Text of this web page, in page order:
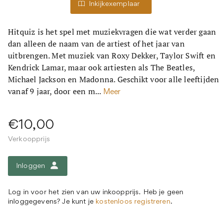
Inkijkexemplaar
Hitquiz is het spel met muziekvragen die wat verder gaan
dan alleen de naam van de artiest of het jaar van
uitbrengen. Met muziek van Roxy Dekker, Taylor Swift en
Kendrick Lamar, maar ook artiesten als The Beatles,
Michael Jackson en Madonna. Geschikt voor alle leeftijden
vanaf 9 jaar, door een m... Meer
€10,00
Verkoopprijs
Inloggen
Log in voor het zien van uw inkoopprijs. Heb je geen
inloggegevens? Je kunt je kostenloos registreren.